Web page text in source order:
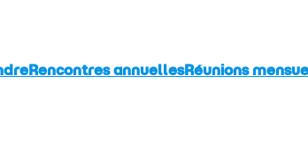
Rencontres annuellesRéunions